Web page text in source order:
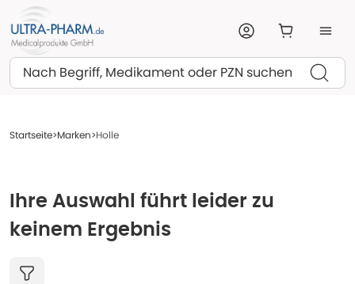
Suchen
Startseite Marken Holle
Ihre Auswahl führt leider zu
keinem Ergebnis